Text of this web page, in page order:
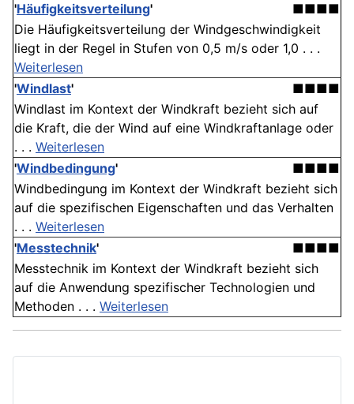
'Häufigkeitsverteilung'
■■■■
Die Häufigkeitsverteilung der Windgeschwindigkeit
liegt in der Regel in Stufen von 0,5 m/s oder 1,0 . . .
Weiterlesen
'Windlast'
■■■■
Windlast im Kontext der Windkraft bezieht sich auf
die Kraft, die der Wind auf eine Windkraftanlage oder
. . . Weiterlesen
'Windbedingung'
■■■■
Windbedingung im Kontext der Windkraft bezieht sich
auf die spezifischen Eigenschaften und das Verhalten
. . . Weiterlesen
'Messtechnik'
■■■■
Messtechnik im Kontext der Windkraft bezieht sich
auf die Anwendung spezifischer Technologien und
Methoden . . . Weiterlesen